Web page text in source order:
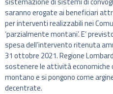
saranno erogate ai beneficiari
per interventi realizzabili nei
‘parzialmente montani’. E’
spesa dell’intervento ritenuta
31 ottobre 2021. Regione
sostenere le attività economiche
montano e si pongono come
decentrate.